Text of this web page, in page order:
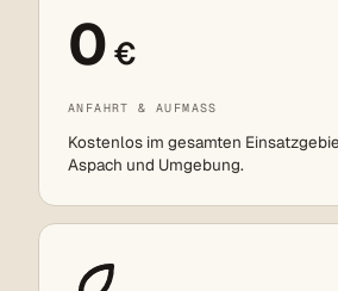
0 €
ANFAHRT & AUFMASS
Kostenlos im gesamten
Aspach und Umgebung.